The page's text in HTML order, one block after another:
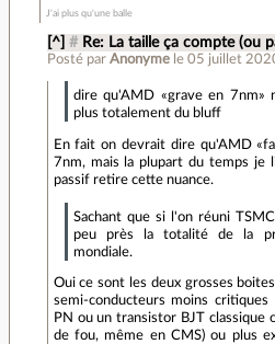
J'ai plus qu'une balle
[^] # Re: La taille ça compte (ou
Posté par Anonyme le 05 juillet
dire qu'AMD «grave en 7nm»
plus totalement du bluff
En fait on devrait dire qu'AMD
7nm, mais la plupart du temps je
passif retire cette nuance.
Sachant que si l'on réuni
peu près la totalité de la
mondiale.
Oui ce sont les deux grosses
semi-conducteurs moins
PN ou un transistor BJT classique
de fou, même en CMS) ou plus